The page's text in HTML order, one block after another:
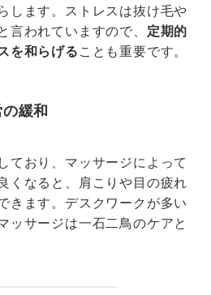
します。ストレスは抜け毛や
言われていますので、 定期的
を和らげる ことも重要です。
緩和
ており、マッサージによって
くなると、肩こりや目の疲れ
きます。デスクワークが多い
ッサージは一石二鳥のケアと